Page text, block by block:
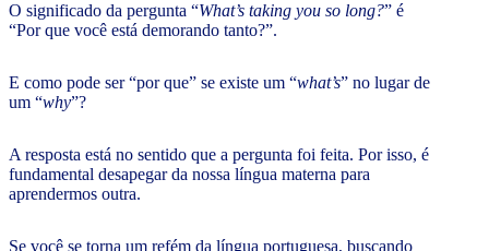
O significado da pergunta “What’s taking you so long?” é
“Por que você está demorando tanto?”.
E como pode ser “por que” se existe um “what’s” no lugar de
um “why”?
A resposta está no sentido que a pergunta foi feita. Por isso, é
fundamental desapegar da nossa língua materna para
aprendermos outra.
Se você se torna um refém da língua portuguesa, buscando